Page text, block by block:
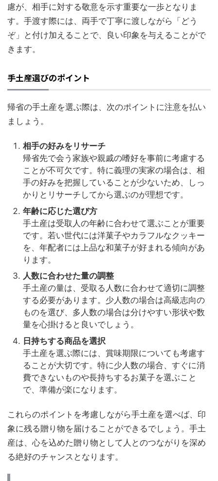
慮が、相手に対する敬意を示す重要な一歩となりま
す。手渡す際には、両手で丁寧に渡しながら「どう
ぞ」と付け加えることで、良い印象を与えることがで
きます。
手土産選びのポイント
帰省の手土産を選ぶ際は、次のポイントに注意を払い
ましょう。
相手の好みをリサーチ
帰省先で会う家族や親戚の嗜好を事前に考慮する
ことが不可欠です。特に義理の実家の場合は、相
手の好みを把握していることが少ないため、しっ
かりとリサーチしてから選ぶのが理想です。
年齢に応じた選び方
手土産は受取人の年齢に合わせて選ぶことが重要
です。若い世代には洋菓子やカラフルなクッキー
を、年配者には上品な和菓子が好まれる傾向があ
ります。
人数に合わせた量の調整
手土産の量は、受取る人数に合わせて適切に調整
する必要があります。少人数の場合は高級志向の
ものを選び、多人数の場合は分けやすい形状や数
量を心掛けると良いでしょう。
日持ちする商品を選択
手土産を選ぶ際には、賞味期限についても考慮す
ることが大切です。特に少人数の場合、すぐに消
費できないものや長持ちするお菓子を選ぶこと
で、準備が楽になります。
これらのポイントを考慮しながら手土産を選べば、印
象に残る贈り物を届けることができるでしょう。手土
産は、心を込めた贈り物として人とのつながりを深め
る絶好のチャンスとなります。